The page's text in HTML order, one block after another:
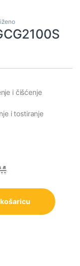
i čišćenje
i tostiranje